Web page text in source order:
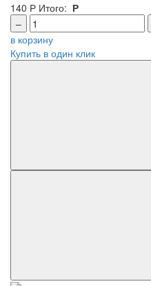
140 Р Итого: Р
–
в корзину
Купить в один клик